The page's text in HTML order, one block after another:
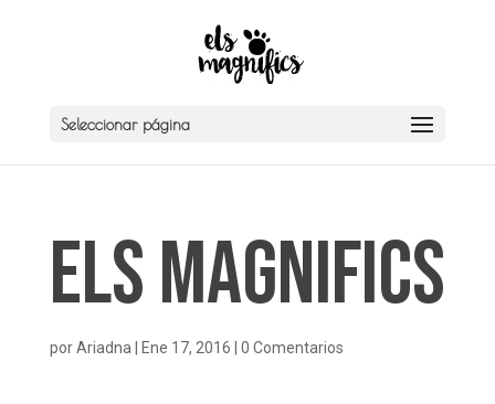
Seleccionar página
Els Magnifics
porAriadna Ene 17, 2016 0 Comentarios